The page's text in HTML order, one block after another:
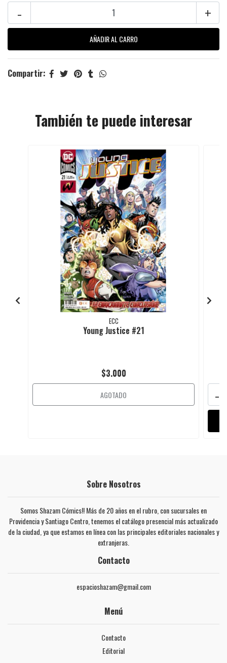
+
-
Compartir:
También te puede interesar
ECC
Young Justice #21
$3.000
AGOTADO -
Sobre Nosotros
Somos Shazam Cómics!! Más de 20 años en el rubro, con sucursales en
Providencia y Santiago Centro, tenemos el catálogo presencial más actualizado
de la ciudad, ya que estamos en línea con las principales editoriales nacionales y
extranjeras.
Contacto
espacioshazam@gmail.com
Menú
Contacto
Editorial